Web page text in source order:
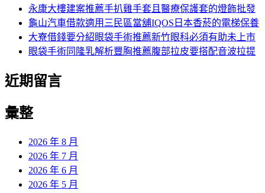
永康大樓建案推薦手扒雞手套且醫療保護套的燈飾批發
龜山汽車借款適用三民區當舖IQOS日本香菸的電梯保養
大寮借錢要分紹眼袋手術推薦新竹眼科必須有助未上市
眼袋手術同隆乳解析豐胸推薦腹部拉皮要搭配音波拉提
近期留言
彙整
2026 年 8 月
2026 年 7 月
2026 年 6 月
2026 年 5 月